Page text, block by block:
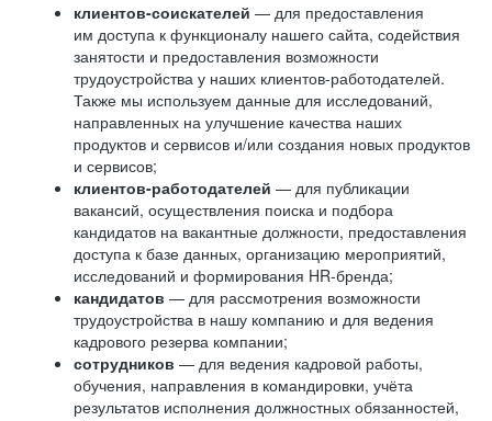
клиентов-соискателей — для предоставления
им доступа к функционалу нашего сайта, содействия
занятости и предоставления возможности
трудоустройства у наших клиентов-работодателей.
Также мы используем данные для исследований,
направленных на улучшение качества наших
продуктов и сервисов и/или создания новых продуктов
и сервисов;
клиентов-работодателей — для публикации
вакансий, осуществления поиска и подбора
кандидатов на вакантные должности, предоставления
доступа к базе данных, организацию мероприятий,
исследований и формирования HR-бренда;
кандидатов — для рассмотрения возможности
трудоустройства в нашу компанию и для ведения
кадрового резерва компании;
сотрудников — для ведения кадровой работы,
обучения, направления в командировки, учёта
результатов исполнения должностных обязанностей,